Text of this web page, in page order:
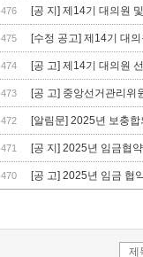
476 [공 지] 제14기 대의원
475 [수정 공고] 제14기 대
474 [공 고] 제14기 대의원
473 [공 고] 중앙선거관리위
472 [알림문] 2025년 보충
471 [공 지] 2025년 임금협
470 [공 고] 2025년 임금 협
제